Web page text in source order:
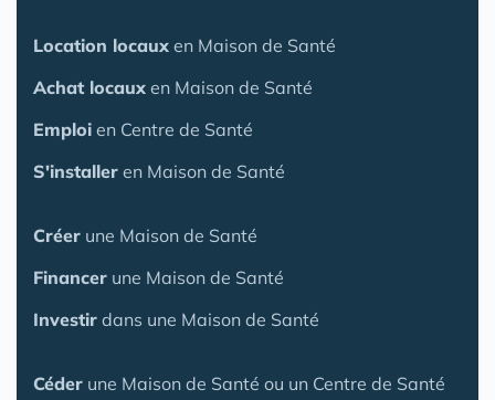
Location locaux en Maison de Santé
Achat locaux en Maison de Santé
Emploi en Centre de Santé
S'installer en Maison de Santé
Créer une Maison de Santé
Financer une Maison de Santé
Investir dans une Maison de Santé
Céder une Maison de Santé ou un Centre de Santé